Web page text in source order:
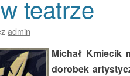
teatrze
admin
Michał Kmiecik
dorobek